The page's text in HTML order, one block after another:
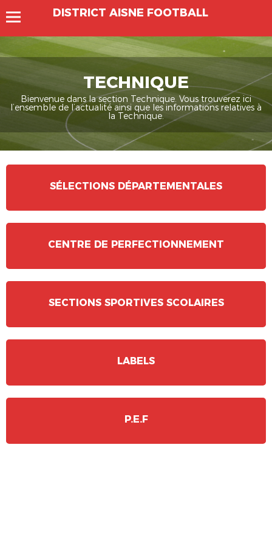
DISTRICT AISNE FOOTBALL
TECHNIQUE
Bienvenue dans la section Technique. Vous trouverez ici
l’ensemble de l’actualité ainsi que les informations relatives à
la Technique.
SÉLECTIONS DÉPARTEMENTALES
CENTRE DE PERFECTIONNEMENT
SECTIONS SPORTIVES SCOLAIRES
LABELS
P.E.F